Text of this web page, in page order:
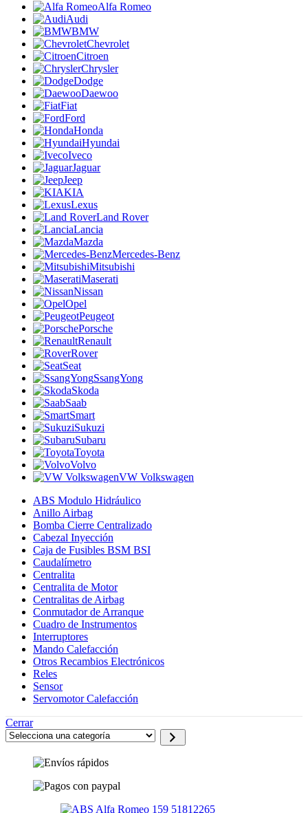
Alfa Romeo
Audi
BMW
Chevrolet
Citroen
Chrysler
Dodge
Daewoo
Fiat
Ford
Honda
Hyundai
Iveco
Jaguar
Jeep
KIA
Lexus
Land Rover
Lancia
Mazda
Mercedes-Benz
Mitsubishi
Maserati
Nissan
Opel
Peugeot
Porsche
Renault
Rover
Seat
SsangYong
Skoda
Saab
Smart
Sukuzi
Subaru
Toyota
Volvo
VW Volkswagen
ABS Modulo Hidráulico
Anillo Airbag
Bomba Cierre Centralizado
Cabezal Inyección
Caja de Fusibles BSM BSI
Caudalímetro
Centralita
Centralita de Motor
Centralitas de Airbag
Conmutador de Arranque
Cuadro de Instrumentos
Interruptores
Mando Calefacción
Otros Recambios Electrónicos
Reles
Sensor
Servomotor Calefacción
Cerrar
Selecciona
categoría